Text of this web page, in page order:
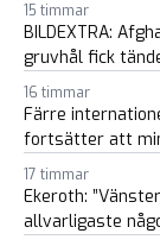
15 timmar
BILDEXTRA:
gruvhål fick
16 timmar
Färre
fortsätter att
17 timmar
Ekeroth:
allvarligaste